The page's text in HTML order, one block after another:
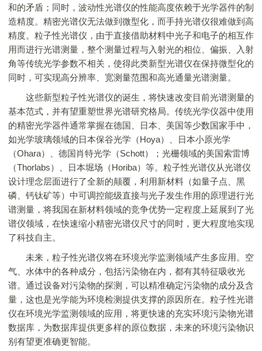
和的矛盾；同时，波动性光谱仪的性能高度依赖于光学器件的制
造精度。精密光谱仪无法做到微型化，而手持光谱仪很难做到高
精度。粒子性光谱仪，由于直接借助材料中光子和电子的相互作
用而进行光谱测量，整个测量过程与入射光的相位、偏振、入射
角等传统光学参数不相关，使得此类新型光谱仪在保持微型化的
同时，可实现高分辨率、宽测量范围和高光通量光谱测量。
这些新型粒子性光谱仪的诞生，将快速改变目前光谱测量的
基本范式，并有望重塑世界光谱研究格局。传统光学仪器中使用
的精密光学器件通常掌握在德国、日本、美国等少数国家手中，
如光学玻璃领域的日本保谷光学（Hoya）、日本小原光学
（Ohara）、德国肖特光学（Schott）；光栅领域的美国索雷博
（Thorlabs）、日本堀场（Horiba）等。粒子性光谱仪从光谱仪
设计理念层面进行了全新的颠覆，利用新材料（如量子点、黑
磷、钙钛矿等）中可调控能级直接与光子发生作用的原理进行光
谱测量，将我国在新材料领域的竞争优势一定程度上延展到了光
谱仪领域，在快速缩小精密光谱仪尺寸的同时，更大程度地实现
了科技自主。
未来，粒子性光谱仪将在环境光学监测领域产生多应用。空
气、水体中的各种成分，包括污染物在内，都有其特征吸收光
谱。通过设备对污染物的探测，可以精准确定污染物的成分及含
量，这也是光学能为环境检测提供支撑的原因所在。粒子性光谱
仪在环境光学监测领域的应用，将更快速的充实环境污染物光谱
数据库，为数据库提供更多样的原位数据，未来的环境污染物识
别有望更准确更智能。